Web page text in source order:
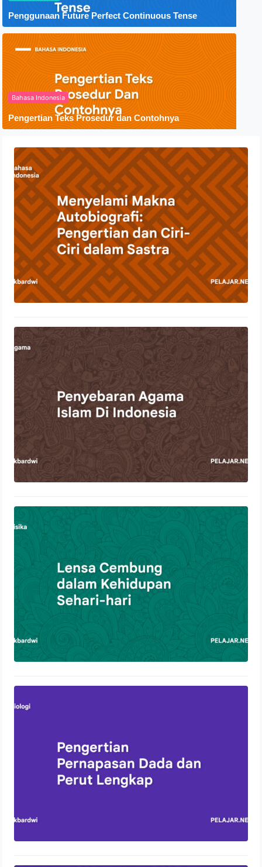
Penggunaan Future Perfect Continuous Tense
Bahasa Indonesia
Pengertian Teks Prosedur dan Contohnya
Menyelami Makna Autobiografi:
Pengertian dan Ciri-Ciri dalam Sastra
23 Oktober 2023
Penyebaran Agama Islam Di
Indonesia
22 Oktober 2023
21 Oktober 2023